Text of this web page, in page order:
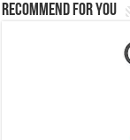
Recommend for You